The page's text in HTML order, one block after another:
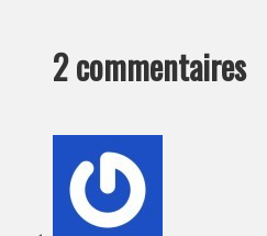
2 commentaires